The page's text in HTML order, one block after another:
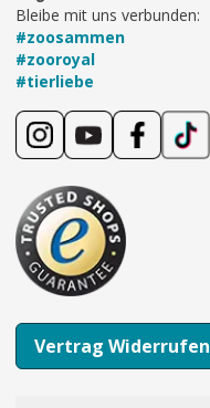
Bleibe mit uns verbunden:
#zoosammen
#zooroyal
#tierliebe
Vertrag Widerrufen